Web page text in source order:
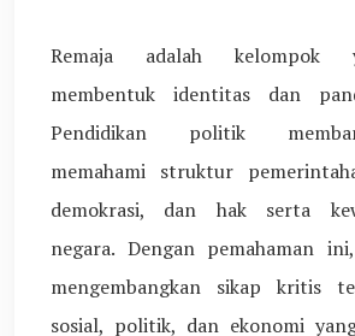
Remaja adalah kelompok
membentuk identitas dan
Pendidikan politik
memahami struktur
demokrasi, dan hak serta
negara. Dengan pemahaman
mengembangkan sikap kritis
sosial, politik, dan ekonomi